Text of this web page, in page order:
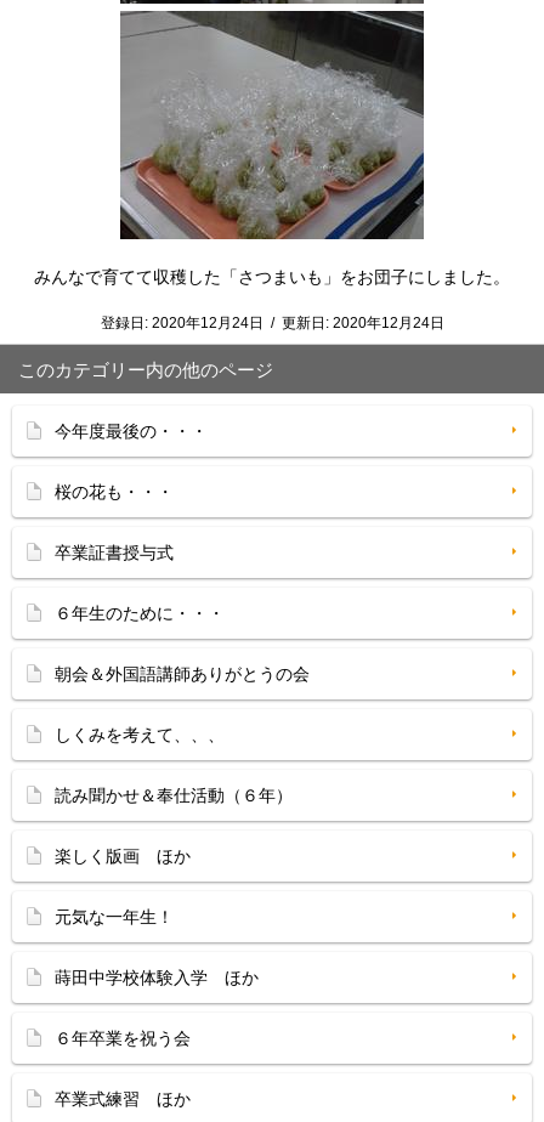
みんなで育てて収穫した「さつまいも」をお団子にしました。
登録日: 2020年12月24日 / 更新日: 2020年12月24日
このカテゴリー内の他のページ
今年度最後の・・・
桜の花も・・・
卒業証書授与式
６年生のために・・・
朝会＆外国語講師ありがとうの会
しくみを考えて、、、
読み聞かせ＆奉仕活動（６年）
楽しく版画 ほか
元気な一年生！
蒔田中学校体験入学 ほか
６年卒業を祝う会
卒業式練習 ほか